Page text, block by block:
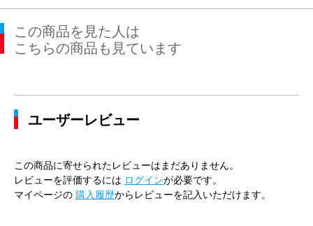
この商品を見た人は
こちらの商品も見ています
ユーザーレビュー
この商品に寄せられたレビューはまだありません。
レビューを評価するには ログインが必要です。
マイページの 購入履歴からレビューを記入いただけます。